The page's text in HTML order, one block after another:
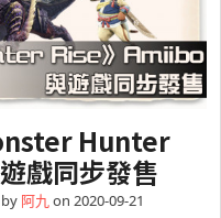
Hunter
戲同步發售
阿九on 2020-09-21